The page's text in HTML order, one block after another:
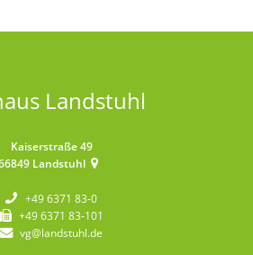
Landstuhl
Kaiserstraße 49
Landstuhl
+49 6371 83-0
+49 6371 83-101
vg@landstuhl.de